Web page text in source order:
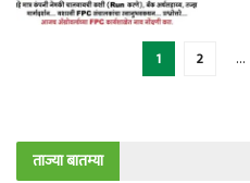
1 2 …
ताज्या बातम्या